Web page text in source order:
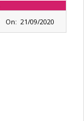
On: 21/09/2020